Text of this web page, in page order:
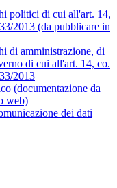
politici di cui all'art. 14,
2013 (da pubblicare in
di amministrazione, di
di cui all'art. 14, co.
2013
(documentazione da
web)
dei dati